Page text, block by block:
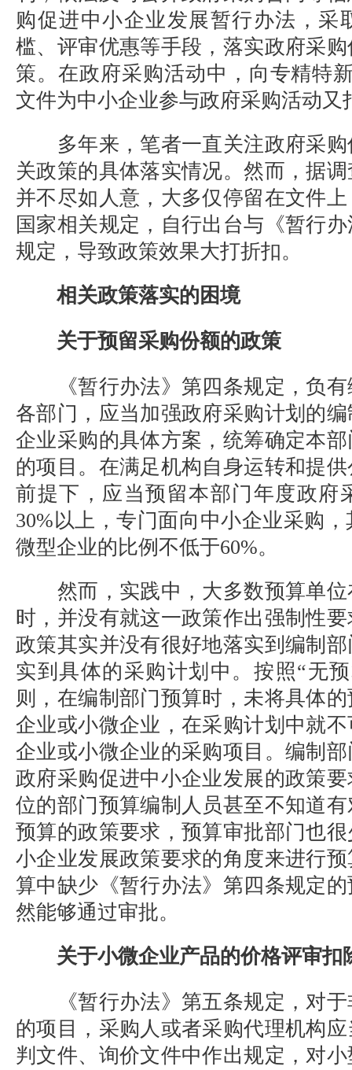
购促进中小企业发展暂行办法，采
槛、评审优惠等手段，落实政府采
策。在政府采购活动中，向专精特
文件为中小企业参与政府采购活动又
多年来，笔者一直关注政府采
关政策的具体落实情况。然而，据
并不尽如人意，大多仅停留在文件
国家相关规定，自行出台与《暂行
规定，导致政策效果大打折扣。
相关政策落实的困境
关于预留采购份额的政策
《暂行办法》第四条规定，负
各部门，应当加强政府采购计划的
企业采购的具体方案，统筹确定本
的项目。在满足机构自身运转和提
前提下，应当预留本部门年度政府
30%以上，专门面向中小企业采购
微型企业的比例不低于60%。
然而，实践中，大多数预算单
时，并没有就这一政策作出强制性
政策其实并没有很好地落实到编制
实到具体的采购计划中。按照“无
则，在编制部门预算时，未将具体
企业或小微企业，在采购计划中就
企业或小微企业的采购项目。编制
政府采购促进中小企业发展的政策
位的部门预算编制人员甚至不知道
预算的政策要求，预算审批部门也
小企业发展政策要求的角度来进行
算中缺少《暂行办法》第四条规定
然能够通过审批。
关于小微企业产品的价格评审扣
《暂行办法》第五条规定，对
的项目，采购人或者采购代理机构
判文件、询价文件中作出规定，对